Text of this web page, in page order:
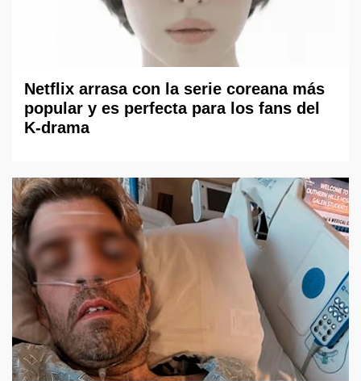
Netflix arrasa con la serie coreana más
popular y es perfecta para los fans del
K-drama